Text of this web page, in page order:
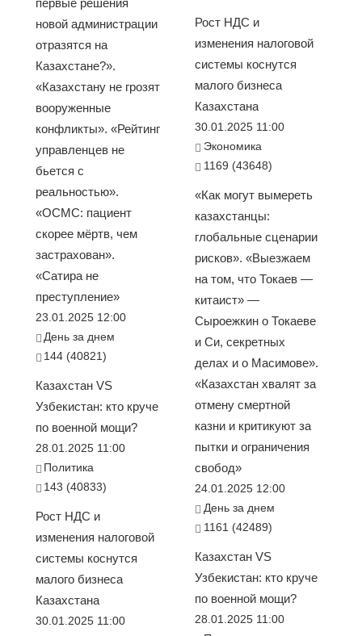
новой администрации
отразятся на
Казахстане?».
«Казахстану не грозят
вооруженные
конфликты». «Рейтинг
управленцев не
бьется с
реальностью».
«ОСМС: пациент
скорее мёртв, чем
застрахован».
«Сатира не
преступление»
23.01.2025 12:00
День за днем
144 (40821)
Казахстан VS
Узбекистан: кто круче
по военной мощи?
28.01.2025 11:00
Политика
143 (40833)
Рост НДС и
изменения налоговой
системы коснутся
малого бизнеса
Казахстана
30.01.2025 11:00
Рост НДС и
изменения налоговой
системы коснутся
малого бизнеса
Казахстана
30.01.2025 11:00
Экономика
1169 (43648)
«Как могут вымереть
казахстанцы:
глобальные сценарии
рисков». «Выезжаем
на том, что Токаев —
китаист» —
Сыроежкин о Токаеве
и Си, секретных
делах и о Масимове».
«Казахстан хвалят за
отмену смертной
казни и критикуют за
пытки и ограничения
свобод»
24.01.2025 12:00
День за днем
1161 (42489)
Казахстан VS
Узбекистан: кто круче
по военной мощи?
28.01.2025 11:00